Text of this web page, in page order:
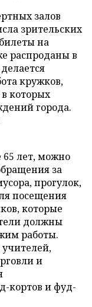
залов
зрительских
на
распроданы в
кружков,
которых
города.
лет, можно
за
прогулок,
посещения
которые
должны
работы.
учителей,
и
кортов и фуд-